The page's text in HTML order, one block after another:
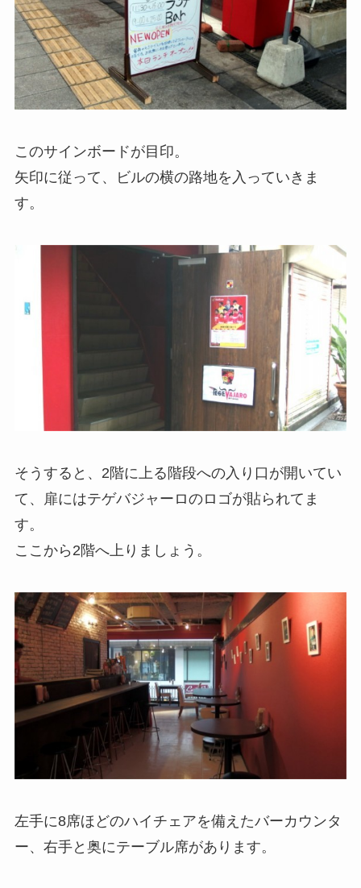
このサインボードが目印。
矢印に従って、ビルの横の路地を入っていきま
す。
そうすると、2階に上る階段への入り口が開いてい
て、扉にはテゲバジャーロのロゴが貼られてま
す。
ここから2階へ上りましょう。
左手に8席ほどのハイチェアを備えたバーカウンタ
ー、右手と奥にテーブル席があります。